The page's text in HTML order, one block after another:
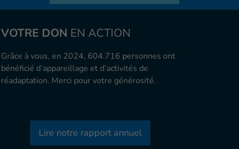
VOTRE DON EN ACTION
Grâce à vous, en 2024, 604.716 personnes ont
bénéficié d’appareillage et d’activités de
réadaptation. Merci pour votre générosité.
Lire notre rapport annuel